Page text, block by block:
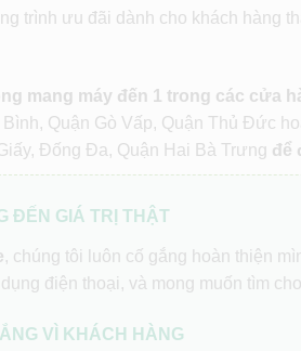
trình ưu đãi dành cho khách hàng
mang máy đến 1 trong các cửa
Quận Gò Vấp, Quận Thủ Đức
Đống Đa, Quận Hai Bà Trưng để
ĐẾN GIÁ TRỊ THẬT
, chúng tôi luôn cố gắng hoàn thiện
điện thoại, và mong muốn tìm
VÌ KHÁCH HÀNG